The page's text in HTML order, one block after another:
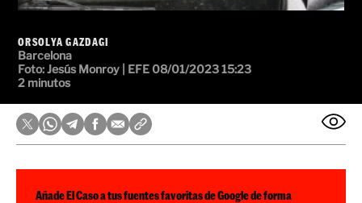
ORSOLYA GAZDAGI
Barcelona
Foto:Jesús Monroy | EFE 08/01/2023 15:23
2 minutos
Añade El Caso a tus fuentes favoritas de Google de forma